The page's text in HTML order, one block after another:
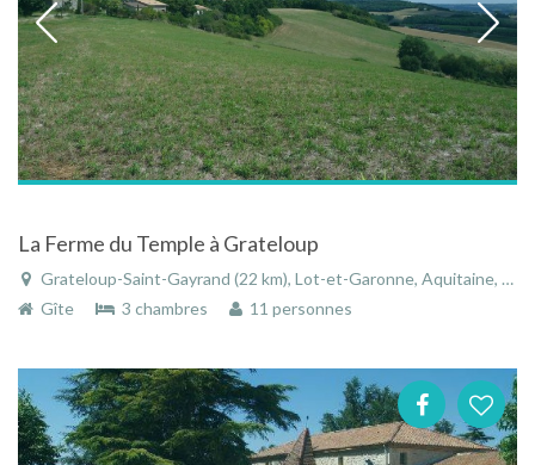
La Ferme du Temple à Grateloup
Grateloup-Saint-Gayrand (22 km), Lot-et-Garonne, Aquitaine, Nouvelle-Aquitaine, France
Gîte
3 chambres 11 personnes